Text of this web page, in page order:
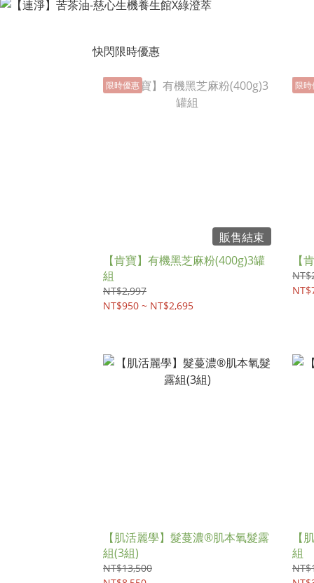
快閃限時優惠
限時優惠
販售結束
【肯寶】有機黑芝麻粉(400g)3罐
組
NT$2,997
NT$950 ~ NT$2,695
限時
【
【肌活麗學】髮蔓濃®肌本氧髮露
組(3組)
NT$13,500
【
組